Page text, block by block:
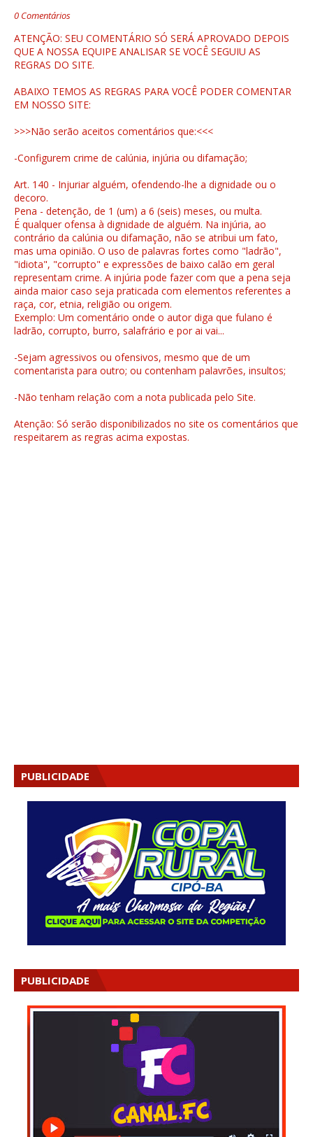
0 Comentários
ATENÇÃO: SEU COMENTÁRIO SÓ SERÁ APROVADO DEPOIS
QUE A NOSSA EQUIPE ANALISAR SE VOCÊ SEGUIU AS
REGRAS DO SITE.
ABAIXO TEMOS AS REGRAS PARA VOCÊ PODER COMENTAR
EM NOSSO SITE:
>>>Não serão aceitos comentários que:<<<
-Configurem crime de calúnia, injúria ou difamação;
Art. 140 - Injuriar alguém, ofendendo-lhe a dignidade ou o
decoro.
Pena - detenção, de 1 (um) a 6 (seis) meses, ou multa.
É qualquer ofensa à dignidade de alguém. Na injúria, ao
contrário da calúnia ou difamação, não se atribui um fato,
mas uma opinião. O uso de palavras fortes como "ladrão",
"idiota", "corrupto" e expressões de baixo calão em geral
representam crime. A injúria pode fazer com que a pena seja
ainda maior caso seja praticada com elementos referentes a
raça, cor, etnia, religião ou origem.
Exemplo: Um comentário onde o autor diga que fulano é
ladrão, corrupto, burro, salafrário e por ai vai...
-Sejam agressivos ou ofensivos, mesmo que de um
comentarista para outro; ou contenham palavrões, insultos;
-Não tenham relação com a nota publicada pelo Site.
Atenção: Só serão disponibilizados no site os comentários que
respeitarem as regras acima expostas.
PUBLICIDADE
PUBLICIDADE